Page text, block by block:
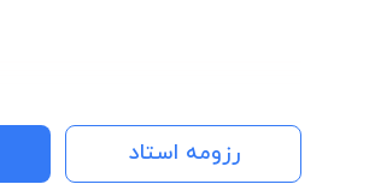
رزومه استاد